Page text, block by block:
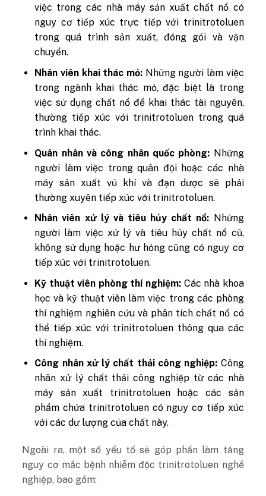
việc trong các nhà máy sản xuất chất nổ có
nguy cơ tiếp xúc trực tiếp với trinitrotoluen
trong quá trình sản xuất, đóng gói và vận
chuyển.
Nhân viên khai thác mỏ:Những người làm việc
trong ngành khai thác mỏ, đặc biệt là trong
việc sử dụng chất nổ để khai thác tài nguyên,
thường tiếp xúc với trinitrotoluen trong quá
trình khai thác.
Quân nhân và công nhân quốc phòng: Những
người làm việc trong quân đội hoặc các nhà
máy sản xuất vũ khí và đạn dược sẽ phải
thường xuyên tiếp xúc với trinitrotoluen.
Nhân viên xử lý và tiêu hủy chất nổ: Những
người làm việc xử lý và tiêu hủy chất nổ cũ,
không sử dụng hoặc hư hỏng cũng có nguy cơ
tiếp xúc với trinitrotoluen.
Kỹ thuật viên phòng thí nghiệm: Các nhà khoa
học và kỹ thuật viên làm việc trong các phòng
thí nghiệm nghiên cứu và phân tích chất nổ có
thể tiếp xúc với trinitrotoluen thông qua các
thí nghiệm.
Công nhân xử lý chất thải công nghiệp: Công
nhân xử lý chất thải công nghiệp từ các nhà
máy sản xuất trinitrotoluen hoặc các sản
phẩm chứa trinitrotoluen có nguy cơ tiếp xúc
với các dư lượng của chất này.
Ngoài ra, một số yếu tố sẽ góp phần làm tăng
nguy cơ mắc bệnh nhiễm độc trinitrotoluen nghề
nghiệp, bao gồm: